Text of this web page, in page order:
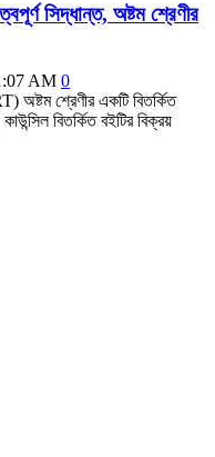
সিদ্ধান্ত, অষ্টম শ্রেণীর
AM 0
অষ্টম শ্রেণীর একটি বিতর্কিত
বিতর্কিত বইটির বিক্রয়